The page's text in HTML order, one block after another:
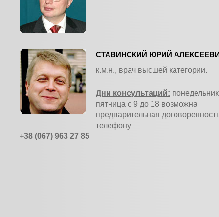
СТАВИНСКИЙ ЮРИЙ
к.м.н., врач высшей категории.
Дни консультаций:
пятница с 9 до 18 возможна
предварительная
телефону
+38 (067) 963 27 85